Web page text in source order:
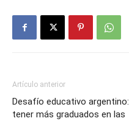
Artículo anterior
Desafío educativo argentino:
tener más graduados en las